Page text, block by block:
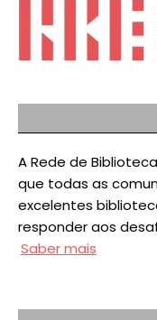
A Rede de
que todas as
excelentes
responder aos
Saber mais